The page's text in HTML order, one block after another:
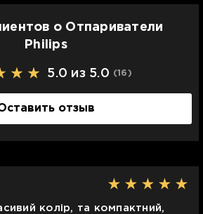
о Отпариватели
Philips
5.0 из 5.0 (16 )
отзыв
колір, та компактний,